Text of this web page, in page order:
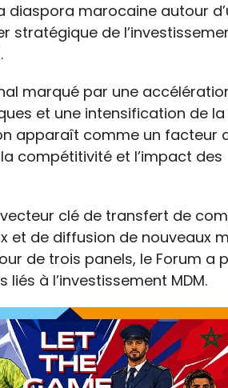
diaspora marocaine autour
stratégique de
marqué par une
et une intensification de
apparaît comme un facteur
compétitivité et l’impact des
clé de transfert de
et de diffusion de nouveaux
de trois panels, le Forum a
à l’investissement MDM.